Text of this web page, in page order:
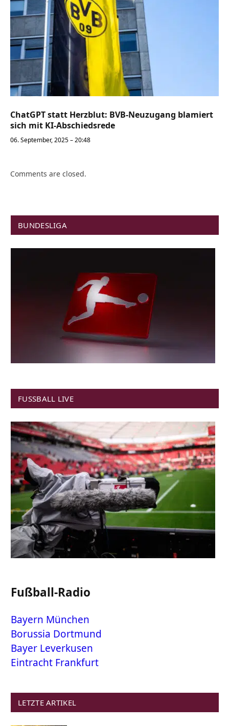
ChatGPT statt Herzblut: BVB-Neuzugang blamiert
sich mit KI-Abschiedsrede
06. September, 2025 – 20:48
Comments are closed.
BUNDESLIGA
FUSSBALL LIVE
Fußball-Radio
Bayern München
Borussia Dortmund
Bayer Leverkusen
Eintracht Frankfurt
LETZTE ARTIKEL